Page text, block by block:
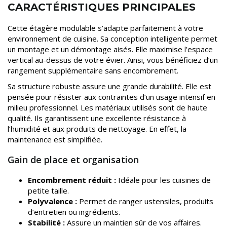
CARACTÉRISTIQUES PRINCIPALES
Cette étagère modulable s’adapte parfaitement à votre
environnement de cuisine. Sa conception intelligente permet
un montage et un démontage aisés. Elle maximise l’espace
vertical au-dessus de votre évier. Ainsi, vous bénéficiez d’un
rangement supplémentaire sans encombrement.
Sa structure robuste assure une grande durabilité. Elle est
pensée pour résister aux contraintes d’un usage intensif en
milieu professionnel. Les matériaux utilisés sont de haute
qualité. Ils garantissent une excellente résistance à
l’humidité et aux produits de nettoyage. En effet, la
maintenance est simplifiée.
Gain de place et organisation
Encombrement réduit : Idéale pour les cuisines de
petite taille.
Polyvalence : Permet de ranger ustensiles, produits
d’entretien ou ingrédients.
Stabilité : Assure un maintien sûr de vos affaires.